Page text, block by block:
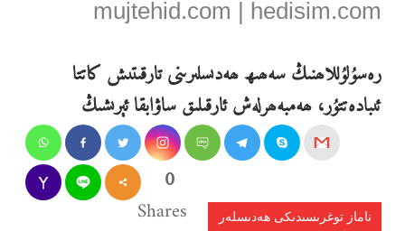
mujtehid.com | hedisim.com
رەسۇلۇللاھنىڭ سەھىھ ھەدىسلىرىنى تارقىتىش كاتتا
ئىبادەتتۇر، ھەمبەھرلەش ئارقىلىق ساۋابقا ئېرىشىڭ
0
Shares
ناماز توغرىسىدىكى ھەدىسلەر